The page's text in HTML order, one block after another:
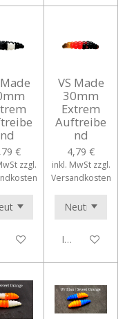
nd
€
zzgl.
Warenkorb
VS Made
30mm
Extrem
Auftreibe
nd
4,79 €
inkl. MwSt zzgl.
Versandkosten
In den